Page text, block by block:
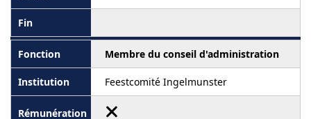
Membre du conseil d'administration
Feestcomité Ingelmunster